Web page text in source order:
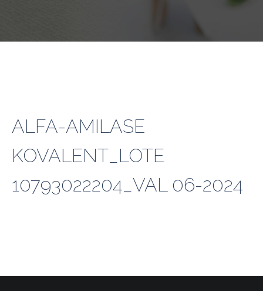
ALFA-AMILASE
KOVALENT_LOTE
10793022204_VAL 06-2024